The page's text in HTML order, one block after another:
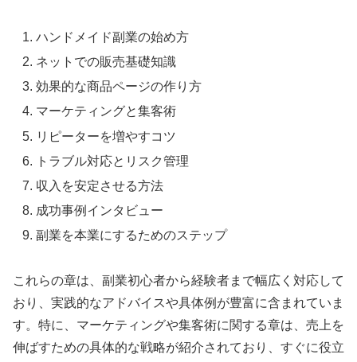
ハンドメイド副業の始め方
ネットでの販売基礎知識
効果的な商品ページの作り方
マーケティングと集客術
リピーターを増やすコツ
トラブル対応とリスク管理
収入を安定させる方法
成功事例インタビュー
副業を本業にするためのステップ
これらの章は、副業初心者から経験者まで幅広く対応して
おり、実践的なアドバイスや具体例が豊富に含まれていま
す。特に、マーケティングや集客術に関する章は、売上を
伸ばすための具体的な戦略が紹介されており、すぐに役立